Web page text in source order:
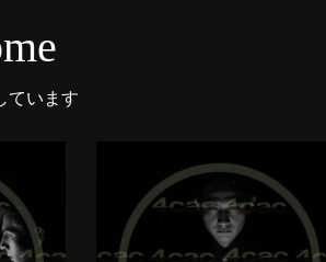
ています